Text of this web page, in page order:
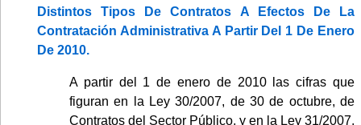
Distintos Tipos De Contratos A Efectos De La
Contratación Administrativa A Partir Del 1 De Enero
De 2010.
A partir del 1 de enero de 2010 las cifras que
figuran en la Ley 30/2007, de 30 de octubre, de
Contratos del Sector Público, y en la Ley 31/2007,